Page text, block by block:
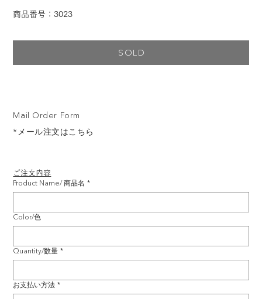
ご注文内容
Product Name/ 商品名 *
Color/色
Quantity/数量 *
お支払い方法 *
Mail Order Form
*メール注文はこちら
商品番号：3023
SOLD